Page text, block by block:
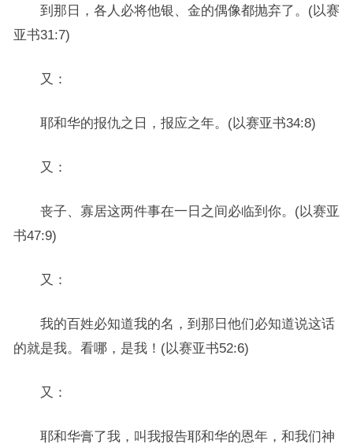
到那日，各人必将他银、金的偶像都抛弃了。(以赛
亚书31:7)
又：
耶和华的报仇之日，报应之年。(以赛亚书34:8)
又：
丧子、寡居这两件事在一日之间必临到你。(以赛亚
书47:9)
又：
我的百姓必知道我的名，到那日他们必知道说这话
的就是我。看哪，是我！(以赛亚书52:6)
又：
耶和华膏了我，叫我报告耶和华的恩年，和我们神